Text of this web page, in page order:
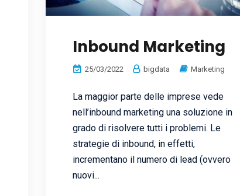
Inbound Marketing
25/03/2022 bigdata Marketing
La maggior parte delle imprese vede
nell’inbound marketing una soluzione in
grado di risolvere tutti i problemi. Le
strategie di inbound, in effetti,
incrementano il numero di lead (ovvero
nuovi...